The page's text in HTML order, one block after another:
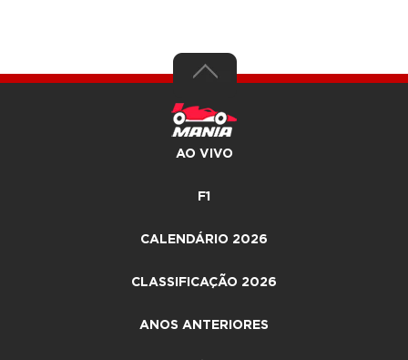
AO VIVO
F1
CALENDÁRIO 2026
CLASSIFICAÇÃO 2026
ANOS ANTERIORES